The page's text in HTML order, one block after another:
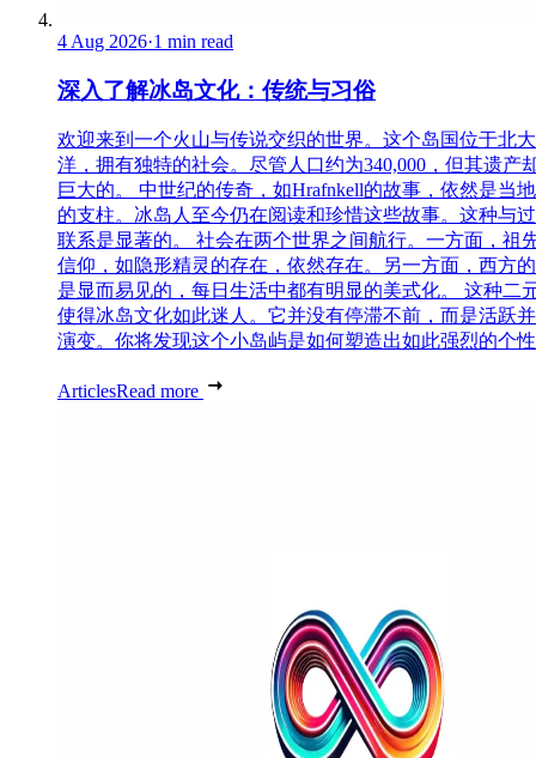
4 Aug 2026·1 min read
深入了解冰岛文化：传统与习俗
欢迎来到一个火山与传说交织的世界。这个岛国位于北
洋，拥有独特的社会。尽管人口约为340,000，但其遗产
巨大的。 中世纪的传奇，如Hrafnkell的故事，依然是当
的支柱。冰岛人至今仍在阅读和珍惜这些故事。这种与
联系是显著的。 社会在两个世界之间航行。一方面，祖
信仰，如隐形精灵的存在，依然存在。另一方面，西方
是显而易见的，每日生活中都有明显的美式化。 这种二
使得冰岛文化如此迷人。它并没有停滞不前，而是活跃
演变。你将发现这个小岛屿是如何塑造出如此强烈的个
ArticlesRead more